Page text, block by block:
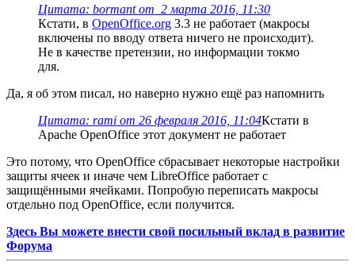
Цитата: bormant от 2 марта 2016, 11:30
Кстати, в OpenOffice.org 3.3 не работает (макросы
включены по вводу ответа ничего не происходит).
Не в качестве претензии, но информации токмо
для.
Да, я об этом писал, но наверно нужно ещё раз напомнить
Цитата: rami от 26 февраля 2016, 11:04Кстати в
Apache OpenOffice этот документ не работает
Это потому, что OpenOffice сбрасывает некоторые настройки
защиты ячеек и иначе чем LibreOffice работает с
защищёнными ячейками. Попробую переписать макросы
отдельно под OpenOffice, если получится.
Здесь Вы можете внести свой посильный вклад в развитие
Форума